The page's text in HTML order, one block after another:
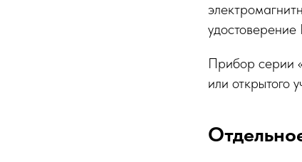
Прибор серии
или открытого